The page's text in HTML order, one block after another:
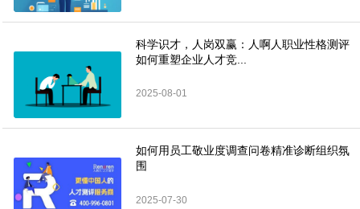
科学识才，人岗双赢：人啊人职业性格测评
如何重塑企业人才竞...
2025-08-01
如何用员工敬业度调查问卷精准诊断组织氛
围
2025-07-30